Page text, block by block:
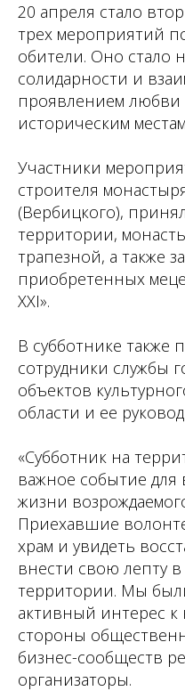
20 апреля стало
трех мероприятий
обители. Оно стало
солидарности и
проявлением любви
историческим
Участники
строителя
(Вербицкого),
территории,
трапезной, а также
приобретенных
XXI».
В субботнике также
сотрудники службы
объектов
области и ее
«Субботник на
важное событие
жизни
Приехавшие
храм и увидеть
внести свою лепту
территории. Мы
активный интерес
стороны
бизнес-сообществ
организаторы.